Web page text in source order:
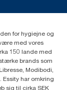
for hygiejne og
med vores
150 lande med
brands som
Modibodi,
Essity har omkring
sig til cirka SEK